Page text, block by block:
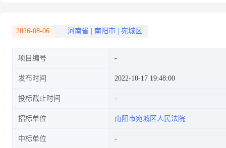
层01号房(不动产权证号:粤
(2019)惠州市不动产权第
2026-08-06 河南省 南阳市 宛城区
项目编号
发布时间 2022-10-17 19:48:00
投标截止时间
招标单位 南阳市宛城区人民法院
中标单位